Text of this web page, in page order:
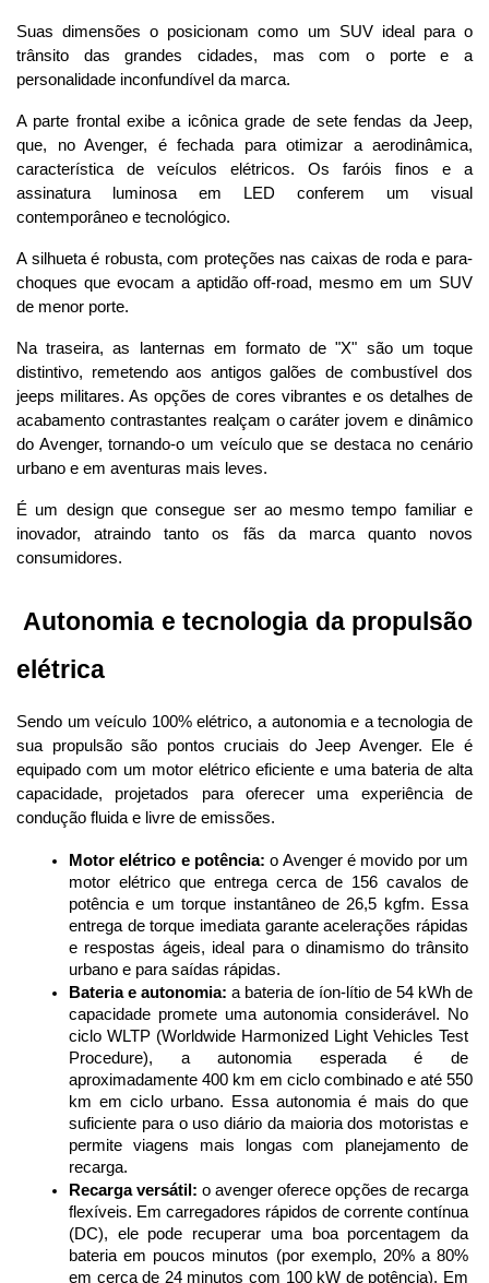
Suas dimensões o posicionam como um SUV ideal para o
trânsito das grandes cidades, mas com o porte e a
personalidade inconfundível da marca.
A parte frontal exibe a icônica grade de sete fendas da Jeep,
que, no Avenger, é fechada para otimizar a aerodinâmica,
característica de veículos elétricos. Os faróis finos e a
assinatura luminosa em LED conferem um visual
contemporâneo e tecnológico.
A silhueta é robusta, com proteções nas caixas de roda e para-
choques que evocam a aptidão off-road, mesmo em um SUV
de menor porte.
Na traseira, as lanternas em formato de "X" são um toque
distintivo, remetendo aos antigos galões de combustível dos
jeeps militares. As opções de cores vibrantes e os detalhes de
acabamento contrastantes realçam o caráter jovem e dinâmico
do Avenger, tornando-o um veículo que se destaca no cenário
urbano e em aventuras mais leves.
É um design que consegue ser ao mesmo tempo familiar e
inovador, atraindo tanto os fãs da marca quanto novos
consumidores.
Autonomia e tecnologia da propulsão
elétrica
Sendo um veículo 100% elétrico, a autonomia e a tecnologia de
sua propulsão são pontos cruciais do Jeep Avenger. Ele é
equipado com um motor elétrico eficiente e uma bateria de alta
capacidade, projetados para oferecer uma experiência de
condução fluida e livre de emissões.
Motor elétrico e potência: o Avenger é movido por um
motor elétrico que entrega cerca de 156 cavalos de
potência e um torque instantâneo de 26,5 kgfm. Essa
entrega de torque imediata garante acelerações rápidas
e respostas ágeis, ideal para o dinamismo do trânsito
urbano e para saídas rápidas.
Bateria e autonomia: a bateria de íon-lítio de 54 kWh de
capacidade promete uma autonomia considerável. No
ciclo WLTP (Worldwide Harmonized Light Vehicles Test
Procedure), a autonomia esperada é de
aproximadamente 400 km em ciclo combinado e até 550
km em ciclo urbano. Essa autonomia é mais do que
suficiente para o uso diário da maioria dos motoristas e
permite viagens mais longas com planejamento de
recarga.
Recarga versátil: o avenger oferece opções de recarga
flexíveis. Em carregadores rápidos de corrente contínua
(DC), ele pode recuperar uma boa porcentagem da
bateria em poucos minutos (por exemplo, 20% a 80%
em cerca de 24 minutos com 100 kW de potência). Em